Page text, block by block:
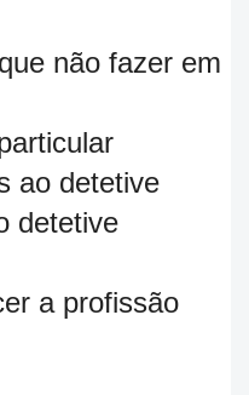
não fazer em
ao detetive
detetive
a profissão